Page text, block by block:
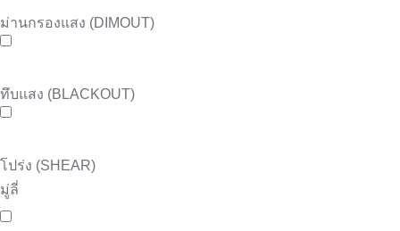
ม่านกรองแสง (DIMOUT)
ทึบแสง (BLACKOUT)
โปร่ง (SHEAR)
มู่ลี่